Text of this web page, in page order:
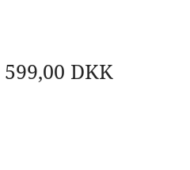
599,00 DKK